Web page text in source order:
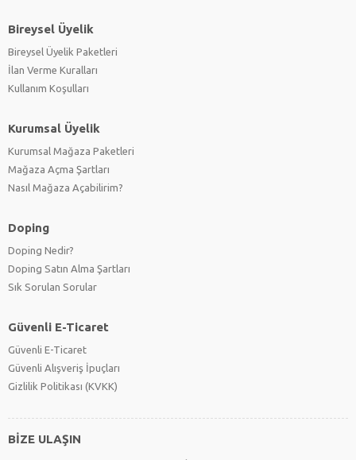
Bireysel Üyelik
Bireysel Üyelik Paketleri
İlan Verme Kuralları
Kullanım Koşulları
Kurumsal Üyelik
Kurumsal Mağaza Paketleri
Mağaza Açma Şartları
Nasıl Mağaza Açabilirim?
Doping
Doping Nedir?
Doping Satın Alma Şartları
Sık Sorulan Sorular
Güvenli E-Ticaret
Güvenli E-Ticaret
Güvenli Alışveriş İpuçları
Gizlilik Politikası (KVKK)
BİZE ULAŞIN